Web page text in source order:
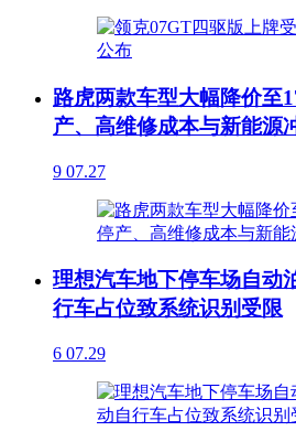
路虎两款车型大幅降价至
产、高维修成本与新能源
9 07.27
理想汽车地下停车场自动
行车占位致系统识别受限
6 07.29